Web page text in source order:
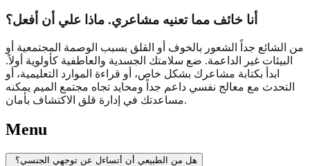
أنا خائف مما تعنيه مشاعري. ماذا علي أن أفعل؟
من الشائع جداً الشعور بالخوف أو القلق بسبب الوصمة المجتمعية أو
البيئات غير الداعمة. ضع سلامتك الجسدية والعاطفية كأولوية أولاً.
ابدأ بكتابة مشاعرك بشكل خاص، أو قراءة الموارد التعليمية، أو
التحدث مع معالج نفسي داعم جداً ومحايد تجاه مجتمع الميم يمكنه
مساعدتك في إدارة قلق الاكتشاف بأمان.
Menu
هل من الطبيعي أن أتساءل عن توجهي الجنسي؟